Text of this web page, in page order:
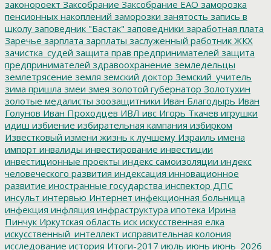
законороект Заксобрание Заксобрание ЕАО заморозка
пенсионных накоплений заморозки занятость запись в
школу заповедник "Бастак" заповедники заработная плата
Заречье зарплата зарплаты заслуженный работник ЖКХ
зачистка_судей защита прав предпринимателей защита
предпринимателей здравоохранение земледельцы
землетрясение земля земский доктор Земский_учитель
зима пришла змеи змея золотой губернатор Золотухин
золотые медалисты зоозащитники Иван Благодырь Иван
Голунов Иван Проходцев ИВЛ ивс Игорь Ткачев игрушки
идиш избиение избирательная кампания избирком
Известковый измени жизнь к лучшему Израиль имена
импорт инвалиды инвестирование инвестиции
инвестиционные проекты индекс самоизоляции индекс
человеческого развития индексация инновационное
развитие иностранные государства инспектор ДПС
инсульт интервью Интернет инфекционная больница
инфекция инфляция инфраструктура ипотека Ирина
Пинчук Иркутская область иск искусственная елка
искусственный_интеллект исправительная колония
исследование история Итоги-2017 июль июнь июнь_2026